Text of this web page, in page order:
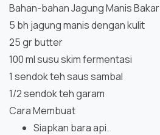
Bahan-bahan Jagung Manis Bakar
5 bh jagung manis dengan kulit
25 gr butter
100 ml susu skim fermentasi
1 sendok teh saus sambal
1/2 sendok teh garam
Cara Membuat
Siapkan bara api.